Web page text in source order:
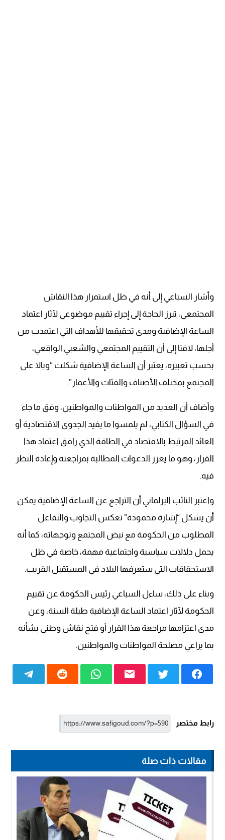
وأشار السباعي إلى أنه في ظل استمرار هذا النقاش
المجتمعي، تبرز الحاجة إلى إجراء تقييم موضوعي لآثار اعتماد
الساعة الإضافية ومدى تحقيقها للأهداف التي اعتمدت من
أجلها، لافتا إلى أن التقييم المجتمعي والشعبي الواقعي،
بحسب تعبيره، يعتبر أن الساعة الإضافية شكلت “وبالا على
المجتمع بمختلف الأصناف والفئات والأعمار”.
وأضاف أن العديد من المواطنات والمواطنين، وفق ما جاء
في السؤال الكتابي، لم يلمسوا ما يفيد الجدوى الاقتصادية أو
العائد المرتبط بالاقتصاد في الطاقة الذي رافق اعتماد هذا
القرار، وهو ما يعزز الدعوات المطالبة بمراجعته وإعادة النظر
فيه.
واعتبر النائب البرلماني أن التراجع عن الساعة الإضافية يمكن
أن يشكل “إشارة محمودة” تعكس التجاوب والتفاعل
المطلوب من الحكومة مع نبض المجتمع وتوجهاته، كما أنه
يحمل دلالات سياسية واجتماعية مهمة، خاصة في ظل
الاستحقاقات التي ستعرفها البلاد في المستقبل القريب.
وبناء على ذلك، ساءل السباعي رئيس الحكومة عن تقييم
الحكومة لآثار اعتماد الساعة الإضافية طيلة السنة، وعن
مدى اعتزامها مراجعة هذا القرار أو فتح نقاش وطني بشأنه
بما يراعي مصلحة المواطنات والمواطنين.
رابط مختصر
مقالات ذات صلة